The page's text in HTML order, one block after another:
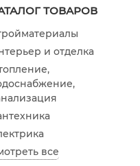
ТОВАРОВ
и отделка
все